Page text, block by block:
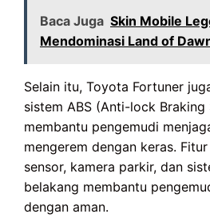
Baca Juga Skin Mobile
Mendominasi Land of
Selain itu, Toyota Fortuner
sistem ABS (Anti-lock Braking
membantu pengemudi
mengerem dengan keras.
sensor, kamera parkir, dan
belakang membantu
dengan aman.